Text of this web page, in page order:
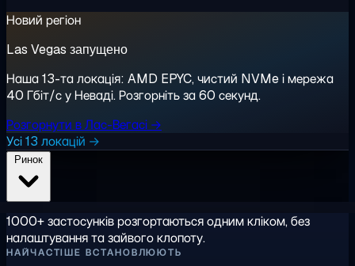
Новий регіон
Las Vegas запущено
Наша 13-та локація: AMD EPYC, чистий NVMe і мережа
40 Гбіт/с у Неваді. Розгорніть за 60 секунд.
Розгорнути в Лас-Вегасі →
Усі 13 локацій →
1000+ застосунків розгортаються одним кліком, без
налаштування та зайвого клопоту.
НАЙЧАСТІШЕ ВСТАНОВЛЮЮТЬ